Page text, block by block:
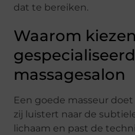
dat te bereiken.
Waarom
massagesalon
Een goede masseur
zij luistert naar de
lichaam en past de